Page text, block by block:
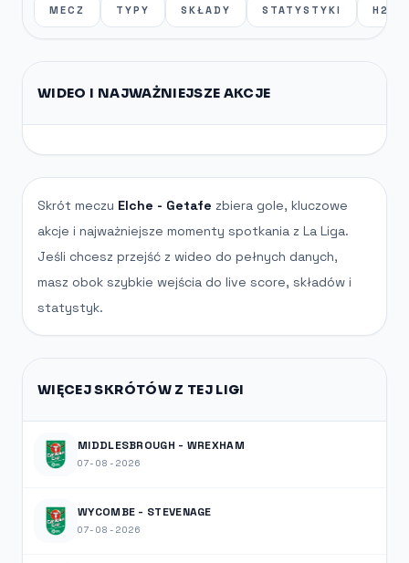
MECZ TYPY SKŁADY STATYSTYKI H2H
WIDEO I NAJWAŻNIEJSZE AKCJE
Skrót meczu Elche - Getafe zbiera gole, kluczowe
akcje i najważniejsze momenty spotkania z La Liga.
Jeśli chcesz przejść z wideo do pełnych danych,
masz obok szybkie wejścia do live score, składów i
statystyk.
WIĘCEJ SKRÓTÓW Z TEJ LIGI
MIDDLESBROUGH - WREXHAM
07-08-2026
WYCOMBE - STEVENAGE
07-08-2026